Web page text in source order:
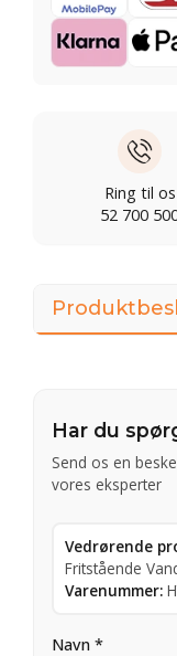
Ring til os
52 700
Har du
Send os en
vores eksperter
Vedrørende
Fritstående
Varenummer:
Navn *